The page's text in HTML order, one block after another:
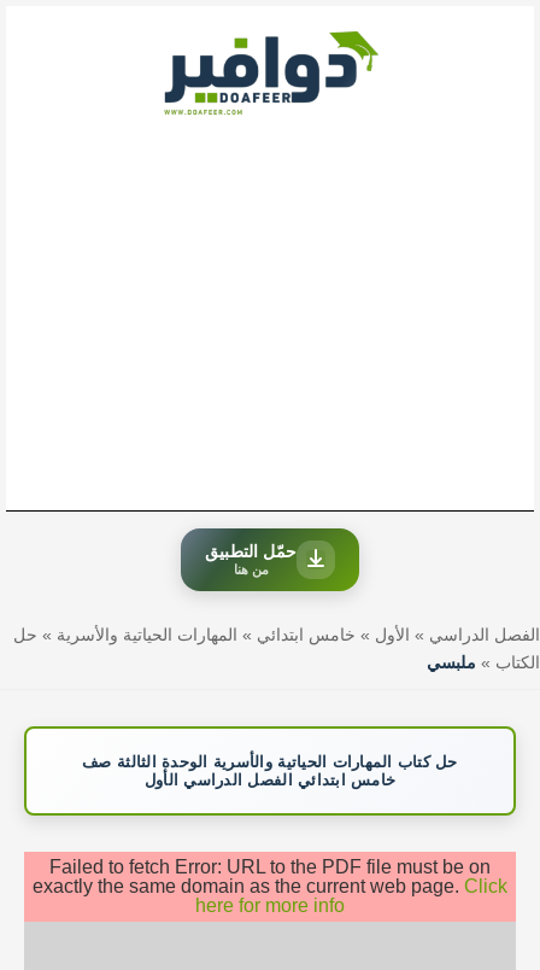
حمّل التطبيق
من هنا
الفصل الدراسي » الأول » خامس ابتدائي » المهارات الحياتية والأسرية » حل
الكتاب » ملبسي
حل كتاب المهارات الحياتية والأسرية الوحدة الثالثة صف
خامس ابتدائي الفصل الدراسي الأول
Failed to fetch Error: URL to the PDF file must be on
exactly the same domain as the current web page. Click
here for more info